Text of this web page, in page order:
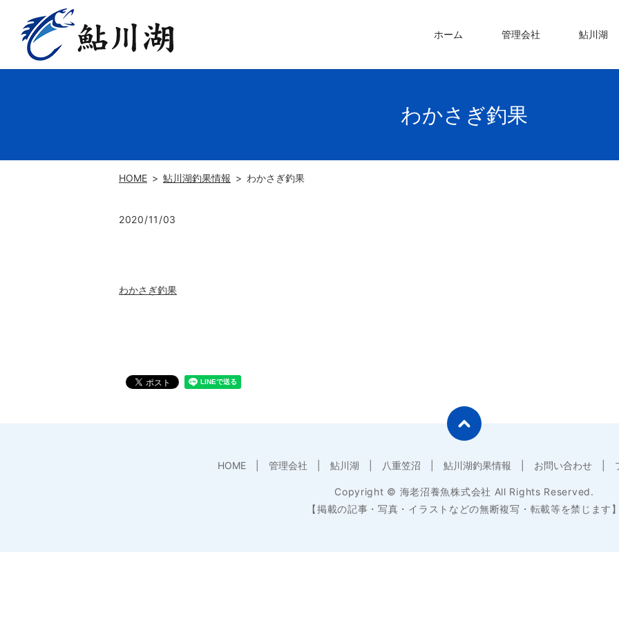
ホーム 管理会社 鮎川湖
わかさぎ釣果
HOME 鮎川湖釣果情報 わかさぎ釣果
2020/11/03
わかさぎ釣果
HOME 管理会社 鮎川湖 八重笠沼 鮎川湖釣果情報 お問い合わせ
Copyright © 海老沼養魚株式会社 All Rights Reserved.
【掲載の記事・写真・イラストなどの無断複写・転載等を禁じます】